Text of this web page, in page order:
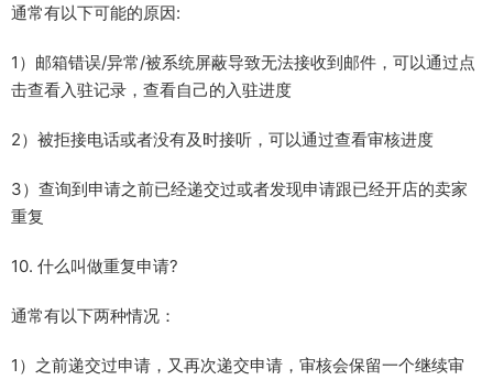
通常有以下可能的原因:
1）邮箱错误/异常/被系统屏蔽导致无法接收到邮件，可以通过点
击查看入驻记录，查看自己的入驻进度
2）被拒接电话或者没有及时接听，可以通过查看审核进度
3）查询到申请之前已经递交过或者发现申请跟已经开店的卖家
重复
10. 什么叫做重复申请?
通常有以下两种情况：
1）之前递交过申请，又再次递交申请，审核会保留一个继续审